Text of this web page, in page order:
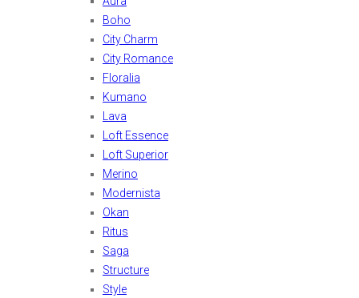
Boho
City Charm
City Romance
Floralia
Kumano
Lava
Loft Essence
Loft Superior
Merino
Modernista
Okan
Ritus
Saga
Structure
Style